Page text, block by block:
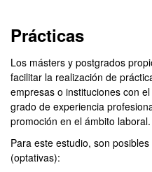
Prácticas
Los másters y postgrados
facilitar la realización de
empresas o instituciones con
grado de experiencia
promoción en el ámbito laboral.
Para este estudio, son
(optativas):